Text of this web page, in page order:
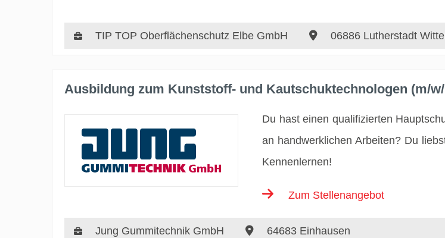
TIP TOP Oberflächenschutz Elbe GmbH 06886 Lutherstadt
Ausbildung zum Kunststoff- und Kautschuktechnologen (m/w/
Du hast einen qualifizierten
an handwerklichen Arbeiten? Du
Kennenlernen!
Zum Stellenangebot
Jung Gummitechnik GmbH 64683 Einhausen